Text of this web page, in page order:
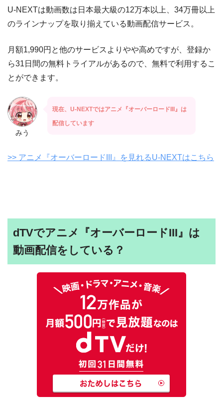
U-NEXTは動画数は日本最大級の12万本以上、34万冊以上
のラインナップを取り揃えている動画配信サービス。
月額1,990円と他のサービスよりやや高めですが、登録か
ら31日間の無料トライアルがあるので、無料で利用するこ
とができます。
みう
現在、U-NEXTではアニメ『オーバーロードIII』は
配信しています
>> アニメ『オーバーロードIII』を見れるU-NEXTはこちら
dTVでアニメ『オーバーロードIII』は
動画配信をしている？